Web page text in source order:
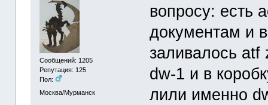
Сообщений: 1205
Репутация: 125
Пол:
Москва/Мурманск
вопросу: есть
документам и
заливалось atf
dw-1 и в
лили именно